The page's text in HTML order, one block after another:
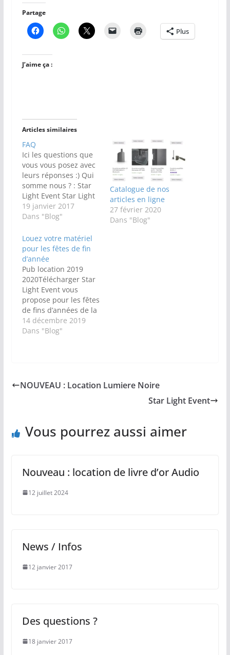
Partage
Plus
J’aime ça :
Articles similaires
FAQ
Ici les questions que
vous vous posez avec
leurs réponses :) Qui
somme nous ? : Star
Light Event Star Light
Event est une
entreprise qui existe
entreprise dirigée par
Fabrice Laz, est
implantée à
Concarneau, elle est
connue dans le
domaine de
l'animation de soirée
en…
19 janvier 2017
Dans "Blog"
Catalogue de nos
articles en ligne
27 février 2020
Dans "Blog"
Louez votre matériel
pour les fêtes de fin
d’année
Pub location 2019
2020Télécharger Star
Light Event vous
propose pour les fêtes
de fins d’années de la
location de matériel :
Rendez vous
14 décembre 2019
Dans "Blog"
NOUVEAU : Location Lumiere Noire
Star Light Event
Vous pourrez aussi aimer
Nouveau : location de livre d’or Audio
12 juillet 2024
News / Infos
12 janvier 2017
Des questions ?
18 janvier 2017